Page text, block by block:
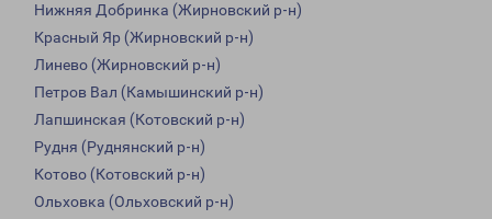
Нижняя Добринка (Жирновский р-н)
Красный Яр (Жирновский р-н)
Линево (Жирновский р-н)
Петров Вал (Камышинский р-н)
Лапшинская (Котовский р-н)
Рудня (Руднянский р-н)
Котово (Котовский р-н)
Ольховка (Ольховский р-н)